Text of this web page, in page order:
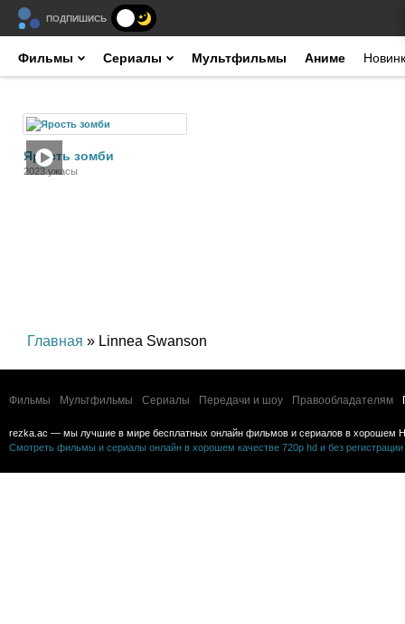
ПОДПИШИСЬ
Фильмы Сериалы Мультфильмы Аниме
Ярость зомби
2023 ужасы
Главная » Linnea Swanson
Фильмы Мультфильмы Сериалы Передачи и шоу Правообладателям
rezka.ac — мы лучшие в мире бесплатных онлайн фильмов и сериалов в хорошем
Смотреть фильмы и сериалы онлайн в хорошем качестве 720p hd и без